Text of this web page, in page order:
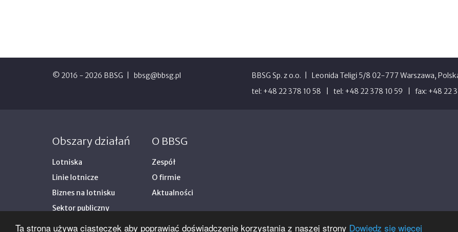
Ta strona używa ciasteczek aby poprawiać doświadczenie korzystania z naszej strony Dowiedz się więcej
© 2016 - 2026 BBSG bbsg@bbsg.pl BBSG Sp. z o.o.
Leonida Teligi 5/8 02-777 Warszawa,
tel: +48 22 378 10 58
tel: +48 22 378 10 59 fax: +48 22
Obszary działań
Lotniska
Linie lotnicze
Biznes na lotnisku
Sektor publiczny
O BBSG
Zespół
O firmie
Aktualności